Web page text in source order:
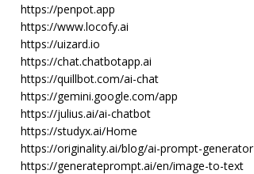
https://penpot.app
https://www.locofy.ai
https://uizard.io
https://chat.chatbotapp.ai
https://quillbot.com/ai-chat
https://gemini.google.com/app
https://julius.ai/ai-chatbot
https://studyx.ai/Home
https://originality.ai/blog/ai-prompt-generator
https://generateprompt.ai/en/image-to-text